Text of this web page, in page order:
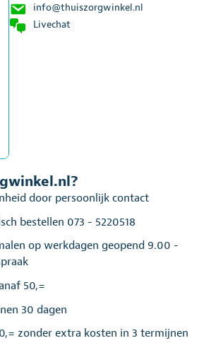
info@thuiszorgwinkel.nl
Livechat
door persoonlijk contact
bestellen 073 - 5220518
op werkdagen geopend 9.00 -
50,=
30 dagen
zonder extra kosten in 3 termijnen